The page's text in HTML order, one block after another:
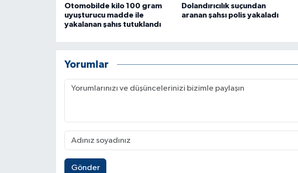
Otomobilde kilo 100 gram
uyuşturucu madde ile
yakalanan şahıs tutuklandı
Dolandırıcılık suçundan
aranan şahsı polis yakaladı
Yorumlar
Gönder